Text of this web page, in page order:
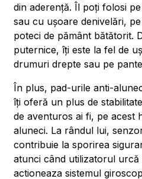
din aderență. Îl poți folosi
sau cu ușoare denivelări,
poteci de pământ bătătorit.
puternice, îți este la fel de
drumuri drepte sau pe
În plus, pad-urile anti-
îți oferă un plus de
de aventuros ai fi, pe acest
aluneci. La rândul lui,
contribuie la sporirea
atunci când utilizatorul
actioneaza sistemul